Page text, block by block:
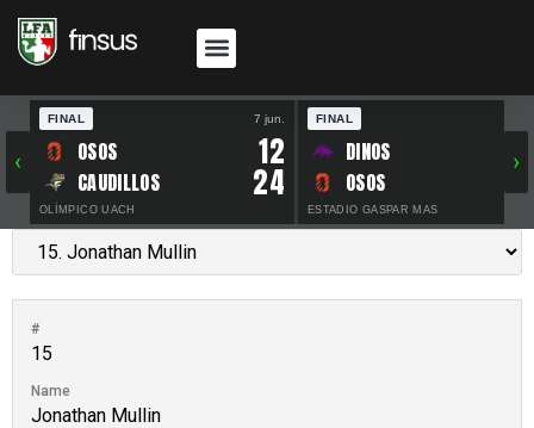
‹
FINAL 7 jun.
OSOS 12
CAUDILLOS 24
OLÍMPICO UACH
FINAL
DINOS
OSOS
ESTADIO GASPAR MAS
›
#
15
Name
Jonathan Mullin